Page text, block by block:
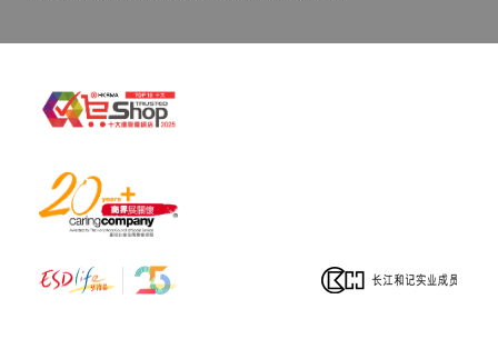
增强思考力及记忆力
B1、B12及重酒石酸胆碱(Choline bitartrate)，有助促
进脑部健康发展，增强记忆力及思考力，预防脑退
高剂量的维他命B片，两年后进行记忆测试，得分较
不吃维他命B片的高七成。
改善痱滋、嘴角溃烂及舌头肿胀
缺乏维他命B2会出现嘴唇干裂或溃烂，喉咙及舌头肿